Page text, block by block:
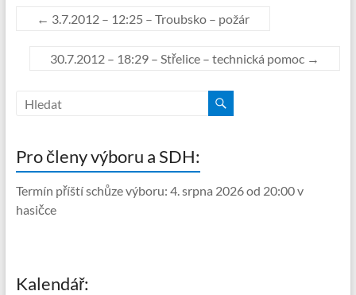
← 3.7.2012 – 12:25 – Troubsko – požár
30.7.2012 – 18:29 – Střelice – technická pomoc →
Pro členy výboru a SDH:
Termín příští schůze výboru: 4. srpna 2026 od 20:00 v
hasičce
Kalendář: